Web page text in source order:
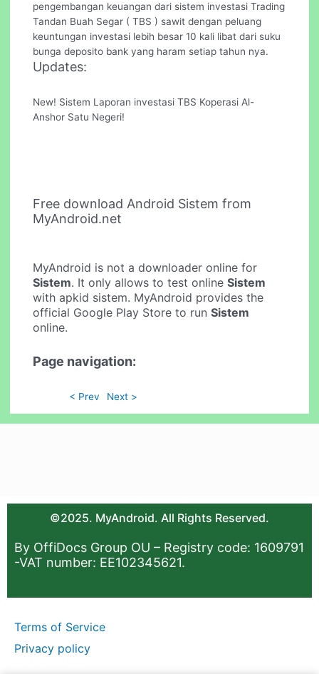
pengembangan keuangan dari sistem investasi Trading
Tandan Buah Segar ( TBS ) sawit dengan peluang
keuntungan investasi lebih besar 10 kali libat dari suku
bunga deposito bank yang haram setiap tahun nya.
Updates:
New! Sistem Laporan investasi TBS Koperasi Al-
Anshor Satu Negeri!
Free download Android Sistem from
MyAndroid.net
MyAndroid is not a downloader online for
Sistem. It only allows to test onlineSistem
with apkid sistem. MyAndroid provides the
official Google Play Store to runSistem
online.
Page navigation:
< Prev Next >
©2025. MyAndroid. All Rights Reserved.
By OffiDocs Group OU – Registry code: 1609791
-VAT number: EE102345621.
Terms of Service
Privacy policy